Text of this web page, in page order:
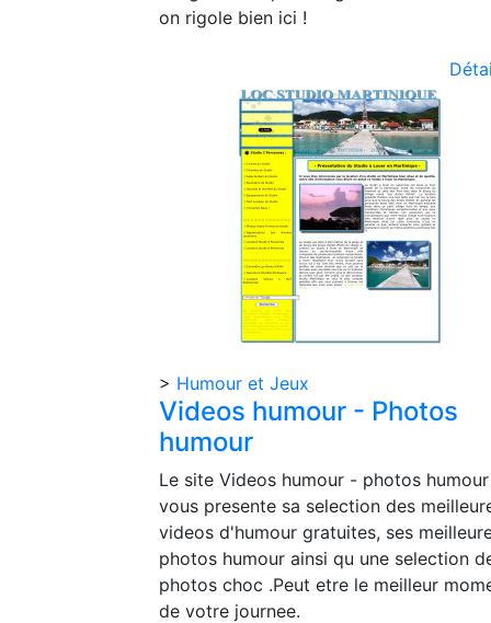
on rigole bien ici !
> Humour et Jeux
Videos humour - Photos
humour
Le site Videos humour - photos humour
vous presente sa selection des
videos d'humour gratuites, ses
photos humour ainsi qu une selection
photos choc .Peut etre le meilleur
de votre journee.